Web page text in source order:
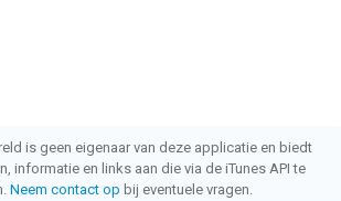
is geen eigenaar van deze applicatie en biedt
informatie en links aan die via de iTunes API te
Neem contact op bij eventuele vragen.